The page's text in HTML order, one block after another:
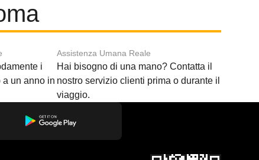
i
a un anno in
Assistenza Umana Reale
Hai bisogno di una mano? Contatta il
nostro servizio clienti prima o durante il
viaggio.